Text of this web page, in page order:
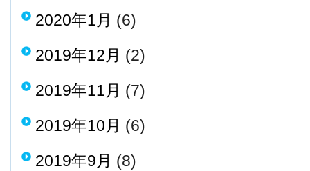
2020年1月 (6)
2019年12月 (2)
2019年11月 (7)
2019年10月 (6)
2019年9月 (8)